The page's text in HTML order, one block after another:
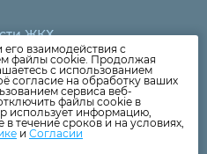
ЖКХ
компании
информации
взаимодействия с
файлы cookie. Продолжая
с использованием
согласие на обработку ваших
сервиса веб-
файлы cookie в
использует информацию,
течение сроков и на условиях,
и Согласии